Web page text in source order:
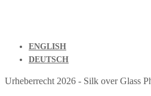
ENGLISH
DEUTSCH
Urheberrecht 2026 - Silk over Glass